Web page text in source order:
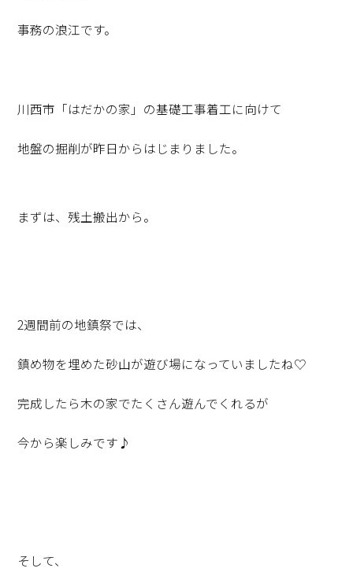
事務の浪江です。
川西市「はだかの家」の基礎工事着工に向けて
地盤の掘削が昨日からはじまりました。
まずは、残土搬出から。
2週間前の地鎮祭では、
鎮め物を埋めた砂山が遊び場になっていましたね♡
完成したら木の家でたくさん遊んでくれるが
今から楽しみです♪
そして、